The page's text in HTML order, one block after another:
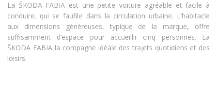
La ŠKODA FABIA est une petite voiture agréable et facile à
conduire, qui se faufile dans la circulation urbaine. L’habitacle
aux dimensions généreuses, typique de la marque, offre
suffisamment d’espace pour accueillir cinq personnes. La
ŠKODA FABIA la compagne idéale des trajets quotidiens et des
loisirs.